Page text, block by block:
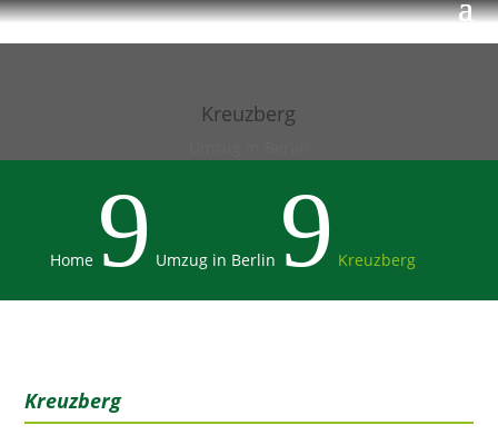
Kreuzberg
Home 9 Umzug in Berlin 9 Kreuzberg
Kreuzberg